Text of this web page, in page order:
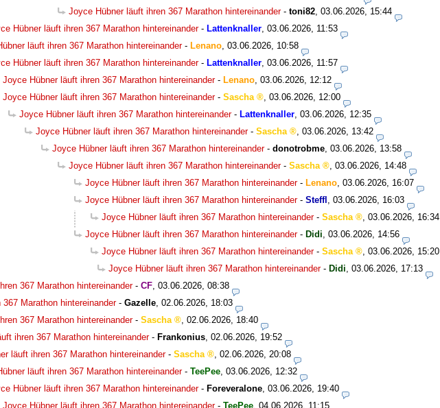
Joyce Hübner läuft ihren 367 Marathon hintereinander- toni82 03.06.2026, 15:44
Hübner läuft ihren 367 Marathon hintereinander- Lattenknaller 03.06.2026, 11:53
läuft ihren 367 Marathon hintereinander- Lenano 03.06.2026, 10:58
Hübner läuft ihren 367 Marathon hintereinander- Lattenknaller 03.06.2026, 11:57
Joyce Hübner läuft ihren 367 Marathon hintereinander- Lenano 03.06.2026, 12:12
Joyce Hübner läuft ihren 367 Marathon hintereinander- Sascha
03.06.2026, 12:00
Joyce Hübner läuft ihren 367 Marathon hintereinander- Lattenknaller 03.06.2026, 12:35
Joyce Hübner läuft ihren 367 Marathon hintereinander- Sascha
03.06.2026, 13:42
Joyce Hübner läuft ihren 367 Marathon hintereinander- donotrobme 03.06.2026, 13:58
Joyce Hübner läuft ihren 367 Marathon hintereinander- Sascha
03.06.2026, 14:48
Joyce Hübner läuft ihren 367 Marathon hintereinander- Lenano 03.06.2026, 16:07
Joyce Hübner läuft ihren 367 Marathon hintereinander- Steffl 03.06.2026, 16:03
Joyce Hübner läuft ihren 367 Marathon hintereinander- Sascha
03.06.2026, 16:34
Joyce Hübner läuft ihren 367 Marathon hintereinander- Didi 03.06.2026, 14:56
Joyce Hübner läuft ihren 367 Marathon hintereinander- Sascha
03.06.2026, 15:20
Joyce Hübner läuft ihren 367 Marathon hintereinander- Didi 03.06.2026, 17:13
367 Marathon hintereinander- CF 03.06.2026, 08:38
Marathon hintereinander- Gazelle 02.06.2026, 18:03
367 Marathon hintereinander- Sascha
02.06.2026, 18:40
ihren 367 Marathon hintereinander- Frankonius 02.06.2026, 19:52
läuft ihren 367 Marathon hintereinander- Sascha
02.06.2026, 20:08
läuft ihren 367 Marathon hintereinander- TeePee 03.06.2026, 12:32
Hübner läuft ihren 367 Marathon hintereinander- Foreveralone 03.06.2026, 19:40
Joyce Hübner läuft ihren 367 Marathon hintereinander- TeePee 04.06.2026, 11:15